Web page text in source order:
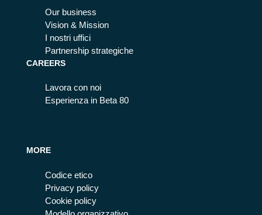
Our business
Vision & Mission
I nostri uffici
Partnership strategiche
CAREERS
Lavora con noi
Esperienza in Beta 80
MORE
Codice etico
Privacy policy
Cookie policy